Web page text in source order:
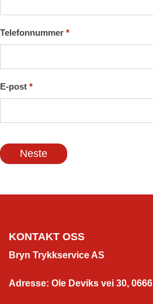
Telefonnummer *
E-post *
Neste
KONTAKT OSS
Bryn Trykkservice AS
Adresse: Ole Deviks vei 30, 0666